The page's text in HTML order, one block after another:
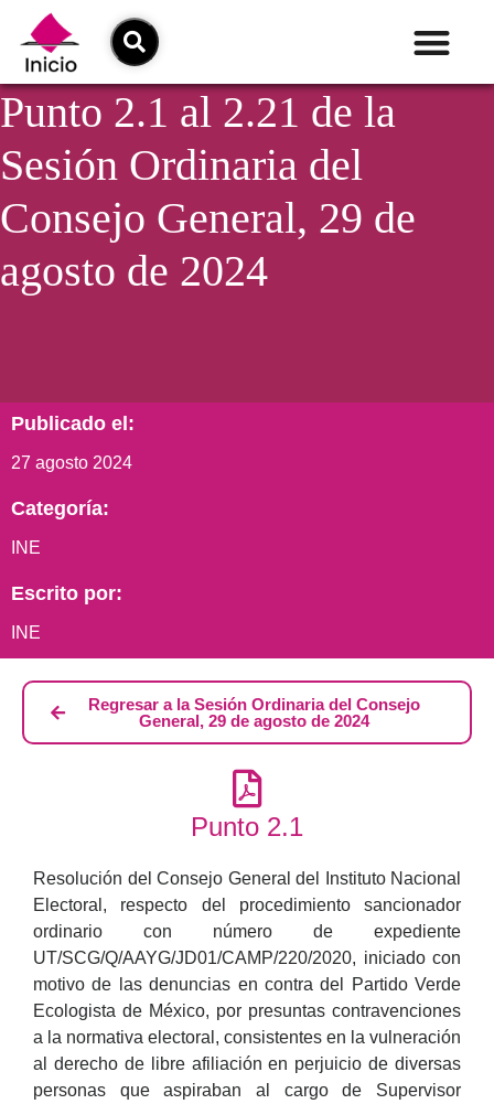
Punto 2.1 al 2.21 de la
Sesión Ordinaria del
Consejo General, 29 de
agosto de 2024
Publicado el:
27 agosto 2024
Categoría:
INE
Escrito por:
INE
Regresar a la Sesión Ordinaria del Consejo
General, 29 de agosto de 2024
Punto 2.1
Resolución del Consejo General del Instituto Nacional
Electoral, respecto del procedimiento sancionador
ordinario con número de expediente
UT/SCG/Q/AAYG/JD01/CAMP/220/2020, iniciado con
motivo de las denuncias en contra del Partido Verde
Ecologista de México, por presuntas contravenciones
a la normativa electoral, consistentes en la vulneración
al derecho de libre afiliación en perjuicio de diversas
personas que aspiraban al cargo de Supervisor